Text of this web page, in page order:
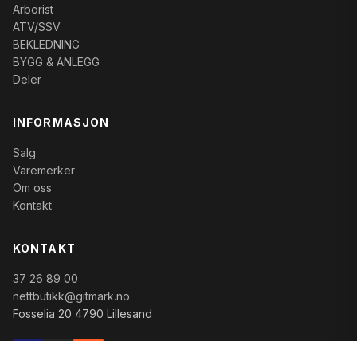
Arborist
ATV/SSV
BEKLEDNING
BYGG & ANLEGG
Deler
INFORMASJON
Salg
Varemerker
Om oss
Kontakt
KONTAKT
37 26 89 00
nettbutikk@gitmark.no
Fosselia 20 4790 Lillesand